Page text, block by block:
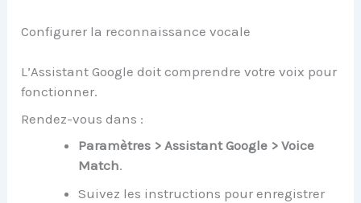
Configurer la reconnaissance vocale
L’Assistant Google doit comprendre votre voix pour
fonctionner.
Rendez-vous dans :
Paramètres > Assistant Google > Voice
Match.
Suivez les instructions pour enregistrer